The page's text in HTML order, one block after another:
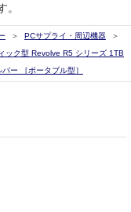
PCサプライ・周辺機器
ック型 Revolve R5 シリーズ 1TB
ー ［ポータブル型］